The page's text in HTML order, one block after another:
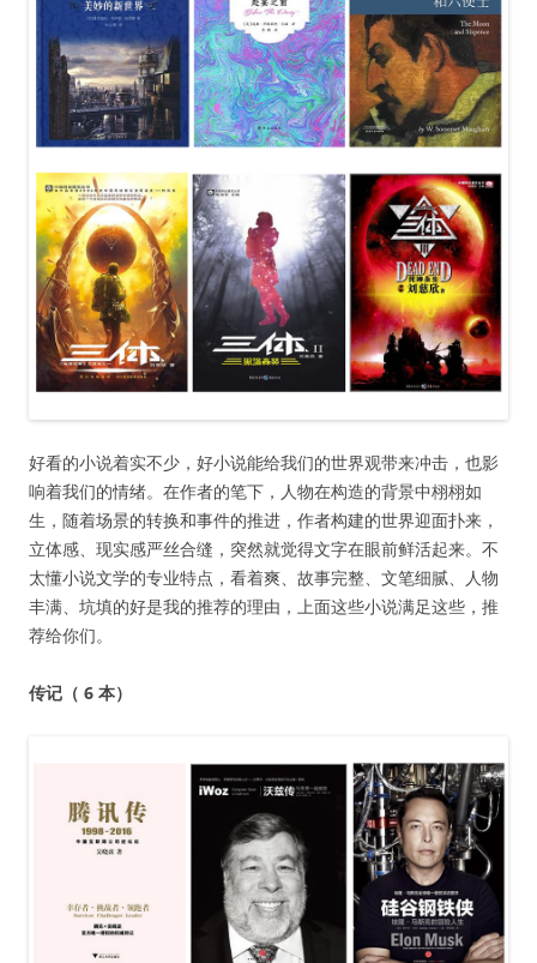
好看的小说着实不少，好小说能给我们的世界观带来冲击，也影
响着我们的情绪。在作者的笔下，人物在构造的背景中栩栩如
生，随着场景的转换和事件的推进，作者构建的世界迎面扑来，
立体感、现实感严丝合缝，突然就觉得文字在眼前鲜活起来。不
太懂小说文学的专业特点，看着爽、故事完整、文笔细腻、人物
丰满、坑填的好是我的推荐的理由，上面这些小说满足这些，推
荐给你们。
传记（ 6 本）